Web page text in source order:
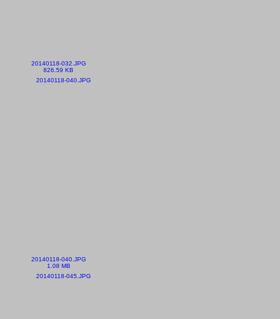
20140118-032.JPG
826.59 KB
20140118-040.JPG
1.08 MB